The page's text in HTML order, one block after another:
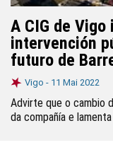
A CIG de
intervención
futuro de
Vigo - 11 Mai 2022
Advirte que o cambio
da compañía e